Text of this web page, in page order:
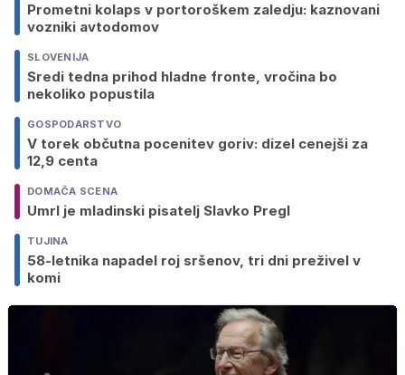
Prometni kolaps v portoroškem zaledju: kaznovani
vozniki avtodomov
SLOVENIJA
Sredi tedna prihod hladne fronte, vročina bo
nekoliko popustila
GOSPODARSTVO
V torek občutna pocenitev goriv: dizel cenejši za
12,9 centa
DOMAČA SCENA
Umrl je mladinski pisatelj Slavko Pregl
TUJINA
58-letnika napadel roj sršenov, tri dni preživel v
komi